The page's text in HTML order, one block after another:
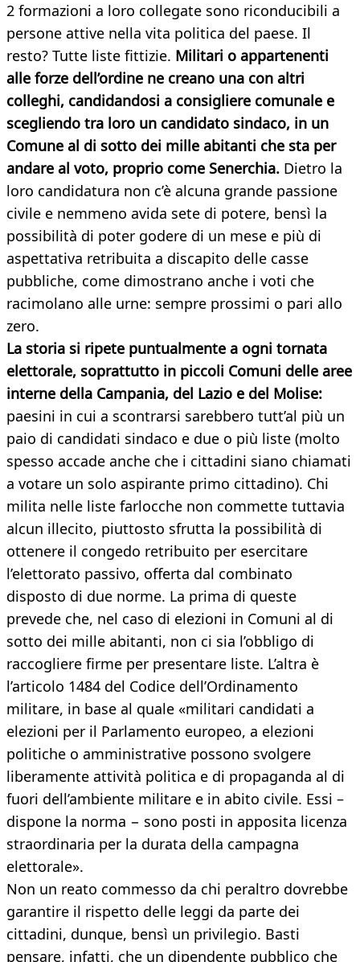
2 formazioni a loro collegate sono riconducibili a
persone attive nella vita politica del paese. Il
resto? Tutte liste fittizie. Militari o appartenenti
alle forze dell’ordine ne creano una con altri
colleghi, candidandosi a consigliere comunale e
scegliendo tra loro un candidato sindaco, in un
Comune al di sotto dei mille abitanti che sta per
andare al voto, proprio come Senerchia. Dietro la
loro candidatura non c’è alcuna grande passione
civile e nemmeno avida sete di potere, bensì la
possibilità di poter godere di un mese e più di
aspettativa retribuita a discapito delle casse
pubbliche, come dimostrano anche i voti che
racimolano alle urne: sempre prossimi o pari allo
zero.
La storia si ripete puntualmente a ogni tornata
elettorale, soprattutto in piccoli Comuni delle aree
interne della Campania, del Lazio e del Molise:
paesini in cui a scontrarsi sarebbero tutt’al più un
paio di candidati sindaco e due o più liste (molto
spesso accade anche che i cittadini siano chiamati
a votare un solo aspirante primo cittadino). Chi
milita nelle liste farlocche non commette tuttavia
alcun illecito, piuttosto sfrutta la possibilità di
ottenere il congedo retribuito per esercitare
l’elettorato passivo, offerta dal combinato
disposto di due norme. La prima di queste
prevede che, nel caso di elezioni in Comuni al di
sotto dei mille abitanti, non ci sia l’obbligo di
raccogliere firme per presentare liste. L’altra è
l’articolo 1484 del Codice dell’Ordinamento
militare, in base al quale «militari candidati a
elezioni per il Parlamento europeo, a elezioni
politiche o amministrative possono svolgere
liberamente attività politica e di propaganda al di
fuori dell’ambiente militare e in abito civile. Essi –
dispone la norma − sono posti in apposita licenza
straordinaria per la durata della campagna
elettorale».
Non un reato commesso da chi peraltro dovrebbe
garantire il rispetto delle leggi da parte dei
cittadini, dunque, bensì un privilegio. Basti
pensare, infatti, che un dipendente pubblico che